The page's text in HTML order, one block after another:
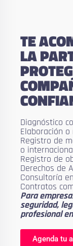
TE
LA
Diagnóstico
Elaboración
Registro de
o
Registro de
Derechos de
Consultoría
Contratos
Para
seguridad,
profesional
Agenda tu